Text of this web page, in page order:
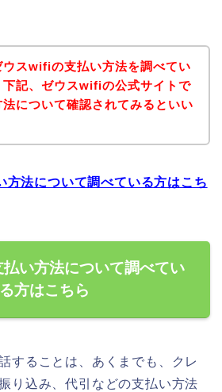
ウスwifiの支払い方法を調べてい
下記、ゼウスwifiの公式サイトで
について確認されてみるといい
方法について調べている方はこち
い方法について調べてい
る方はこちら
することは、あくまでも、クレ
り込み、代引などの支払い方法